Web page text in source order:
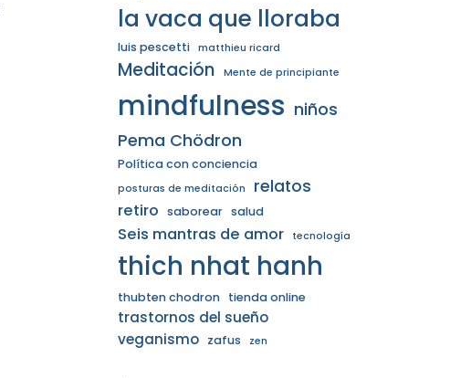
la vaca que lloraba
luis pescetti matthieu ricard
Meditación Mente de principiante
mindfulness niños
Pema Chödron
Política con conciencia
posturas de meditación relatos
retiro saborear salud
Seis mantras de amor tecnología
thich nhat hanh
thubten chodron tienda online
trastornos del sueño
veganismo
zafus zen